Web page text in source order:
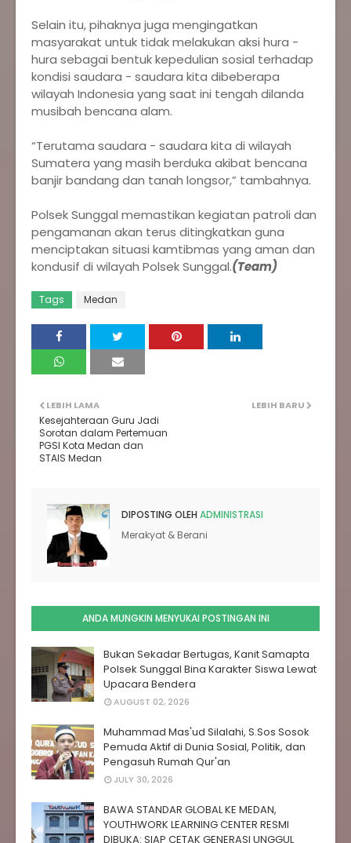
‎Selain itu, pihaknya juga mengingatkan
masyarakat untuk tidak melakukan aksi hura -
hura sebagai bentuk kepedulian sosial terhadap
kondisi saudara - saudara kita dibeberapa
wilayah Indonesia yang saat ini tengah dilanda
musibah bencana alam.
‎“Terutama saudara - saudara kita di wilayah
Sumatera yang masih berduka akibat bencana
banjir bandang dan tanah longsor,” tambahnya.
‎Polsek Sunggal memastikan kegiatan patroli dan
pengamanan akan terus ditingkatkan guna
menciptakan situasi kamtibmas yang aman dan
kondusif di wilayah Polsek Sunggal.(Team)
Tags Medan
LEBIH BARU
LEBIH LAMA
Kesejahteraan Guru Jadi
Sorotan dalam Pertemuan
PGSI Kota Medan dan
STAIS Medan
DIPOSTING OLEH ADMINISTRASI
Merakyat & Berani
ANDA MUNGKIN MENYUKAI POSTINGAN INI
Bukan Sekadar Bertugas, Kanit Samapta
Polsek Sunggal Bina Karakter Siswa Lewat
Upacara Bendera
AUGUST 02, 2026
Muhammad Mas'ud Silalahi, S.Sos Sosok
Pemuda Aktif di Dunia Sosial, Politik, dan
Pengasuh Rumah Qur'an
JULY 30, 2026
BAWA STANDAR GLOBAL KE MEDAN,
YOUTHWORK LEARNING CENTER RESMI
DIBUKA: SIAP CETAK GENERASI UNGGUL